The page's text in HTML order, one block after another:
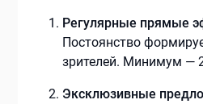
Регулярные прямые
Постоянство
зрителей. Минимум —
Эксклюзивные